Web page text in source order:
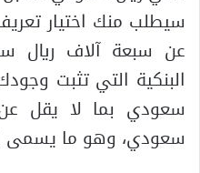
سيطلب منك اختيار
عن سبعة آلاف ريال
البنكية التي تثبت
سعودي بما لا يقل
سعودي، وهو ما يسمى